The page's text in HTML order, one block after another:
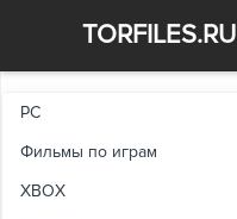
TORFILES.RU
PC
Фильмы по играм
XBOX